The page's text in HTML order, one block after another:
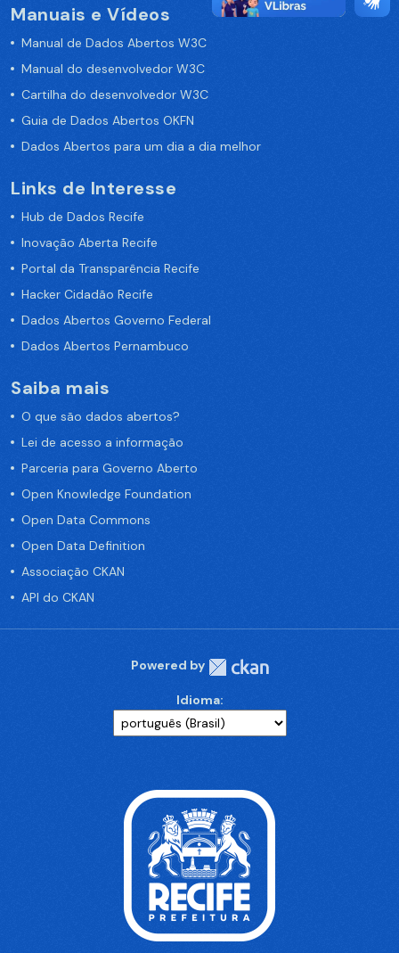
Manuais e Vídeos
Manual de Dados Abertos W3C
Manual do desenvolvedor W3C
Cartilha do desenvolvedor W3C
Guia de Dados Abertos OKFN
Dados Abertos para um dia a dia melhor
Links de Interesse
Hub de Dados Recife
Inovação Aberta Recife
Portal da Transparência Recife
Hacker Cidadão Recife
Dados Abertos Governo Federal
Dados Abertos Pernambuco
Saiba mais
O que são dados abertos?
Lei de acesso a informação
Parceria para Governo Aberto
Open Knowledge Foundation
Open Data Commons
Open Data Definition
Associação CKAN
API do CKAN
Powered by
Idioma